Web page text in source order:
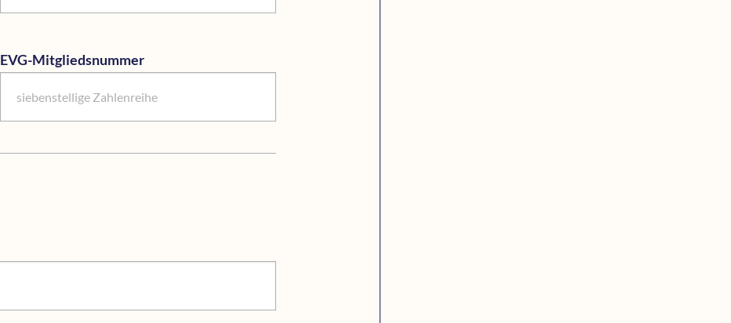
EVG-Mitgliedsnummer